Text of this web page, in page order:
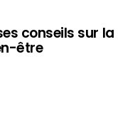
conseils sur la
être